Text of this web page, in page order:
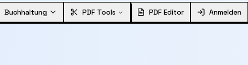
Buchhaltung PDF Tools PDF Editor Anmelden